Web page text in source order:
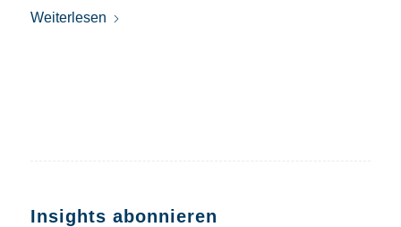
Weiterlesen
Insights abonnieren